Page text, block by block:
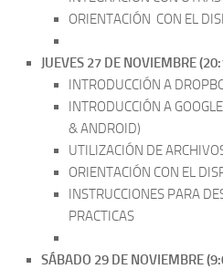
ORIENTACIÓN CON EL
JUEVES 27 DE NOVIEMBRE
INTRODUCCIÓN A
INTRODUCCIÓN A
& ANDROID)
UTILIZACIÓN DE
ORIENTACIÓN CON EL
INSTRUCCIONES PARA
PRACTICAS
SÁBADO 29 DE NOVIEMBRE